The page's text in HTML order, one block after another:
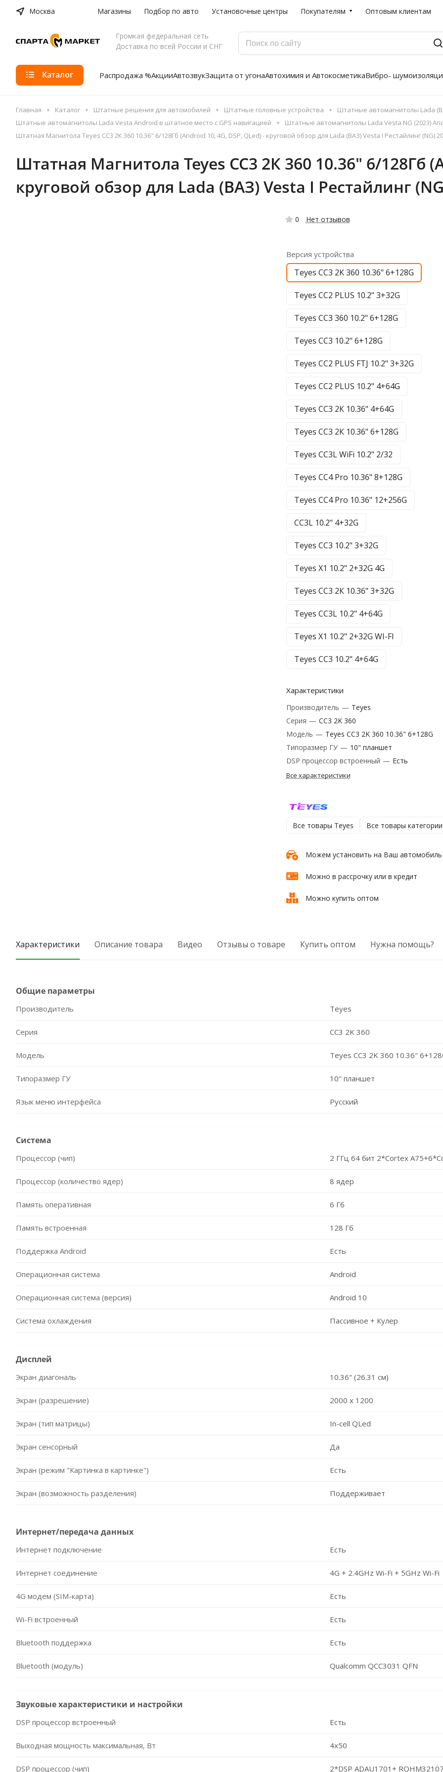
Москва Магазины Подбор по авто Установочные центры Покупателям Оптовым клиентам
Громкая федеральная сеть
Доставка по всей России и СНГ
Каталог Распродажа %АкцииАвтозвукЗащита от угонаАвтохимия и АвтокосметикаВибро-
Главная Каталог Штатные решения для автомобилей Штатные головные устройства
Штатные автомагнитолы Lada
Штатные автомагнитолы Lada Vesta Android в штатное место с GPS навигацией
Штатные автомагнитолы Lada Vesta NG (2023)
Штатная Магнитола Teyes CC3 2К 360 10.36" 6/128Гб (Android 10, 4G, DSP, QLed) - круговой обзор для Lada (ВАЗ) Vesta I Рестайлинг (NG)
Штатная Магнитола Teyes CC3 2К 360 10.36" 6/128Гб
круговой обзор для Lada (ВАЗ) Vesta I Рестайлинг
0 Нет отзывов
Версия устройства
Teyes CC3 2K 360 10.36" 6+128G
Teyes CC2 PLUS 10.2" 3+32G
Teyes CC3 360 10.2" 6+128G
Teyes CC3 10.2" 6+128G
Teyes CC2 PLUS FTJ 10.2" 3+32G
Teyes CC2 PLUS 10.2" 4+64G
Teyes CC3 2К 10.36" 4+64G
Teyes CC3 2К 10.36" 6+128G
Teyes CC3L WiFi 10.2" 2/32
Teyes CC4 Pro 10.36" 8+128G
Teyes CC4 Pro 10.36" 12+256G
CC3L 10.2" 4+32G
Teyes CC3 10.2" 3+32G
Teyes X1 10.2" 2+32G 4G
Teyes CC3 2К 10.36" 3+32G
Teyes CC3L 10.2" 4+64G
Teyes X1 10.2" 2+32G WI-FI
Teyes CC3 10.2" 4+64G
Характеристики
Производитель — Teyes
Серия — CC3 2K 360
Модель — Teyes CC3 2K 360 10.36" 6+128G
Типоразмер ГУ — 10" планшет
DSP процессор встроенный — Есть
Все характеристики
Все товары Teyes Все товары категории
Можем установить на Ваш автомобиль
Можно в рассрочку или в кредит
Можно купить оптом
Характеристики Описание товара Видео Отзывы о товаре Купить оптом Нужна помощь?
Общие параметры
Производитель Teyes
Серия CC3 2K 360
Модель Teyes CC3 2K 360 10.36"
Типоразмер ГУ 10" планшет
Язык меню интерфейса Русский
Система
Процессор (чип) 2 ГГц 64 бит 2*Cortex
Процессор (количество ядер) 8 ядер
Память оперативная 6 Гб
Память встроенная 128 Гб
Поддержка Android Есть
Операционная система Android
Операционная система (версия) Android 10
Система охлаждения Пассивное + Кулер
Дисплей
Экран диагональ 10.36" (26.31 см)
Экран (разрешение) 2000 x 1200
Экран (тип матрицы) In-cell QLed
Экран сенсорный Да
Экран (режим "Картинка в картинке") Есть
Экран (возможность разделения) Поддерживает
Интернет/передача данных
Интернет подключение Есть
Интернет соединение 4G + 2.4GHz Wi-Fi + 5GHz Wi-Fi
4G модем (SIM-карта) Есть
Wi-Fi встроенный Есть
Bluetooth поддержка Есть
Bluetooth (модуль) Qualcomm QCC3031 QFN
Звуковые характеристики и настройки
DSP процессор встроенный Есть
Выходная мощность максимальная, Вт 4x50
DSP процессор (чип) 2*DSP ADAU1701+